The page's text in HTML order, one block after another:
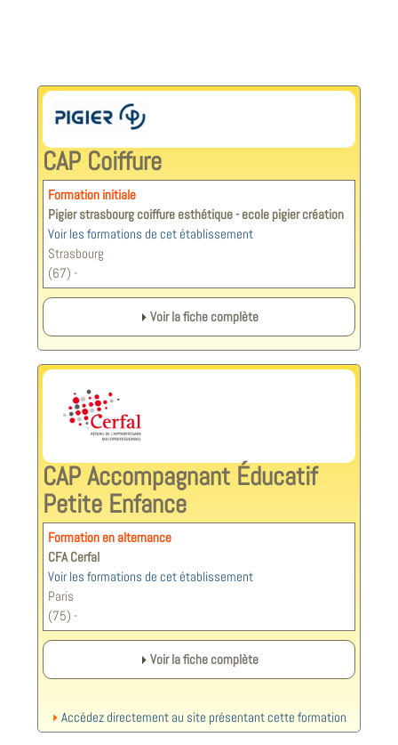
CAP Coiffure
Formation initiale
Pigier strasbourg coiffure esthétique - ecole pigier création
Voir les formations de cet établissement
Strasbourg
(67) -
Voir la fiche complète
CAP Accompagnant Éducatif
Petite Enfance
Formation en alternance
CFA Cerfal
Voir les formations de cet établissement
Paris
(75) -
Voir la fiche complète
Accédez directement au site présentant cette formation